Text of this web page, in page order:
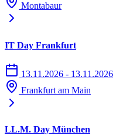
Montabaur
IT Day Frankfurt
13.11.2026 - 13.11.2026
Frankfurt am Main
LL.M. Day München